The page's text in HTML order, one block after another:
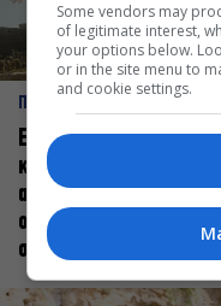
ΠΡΟΣΩΠΑ
Ελεάνα Ανδρεούδη: Κάθε
καλλιτέχνης όταν
ανεβαίνει στη σκηνή
οφείλει να αισθάνεται
σταρ
Some vendors may
of legitimate interest,
your options below.
or in the site menu to
and cookie settings.